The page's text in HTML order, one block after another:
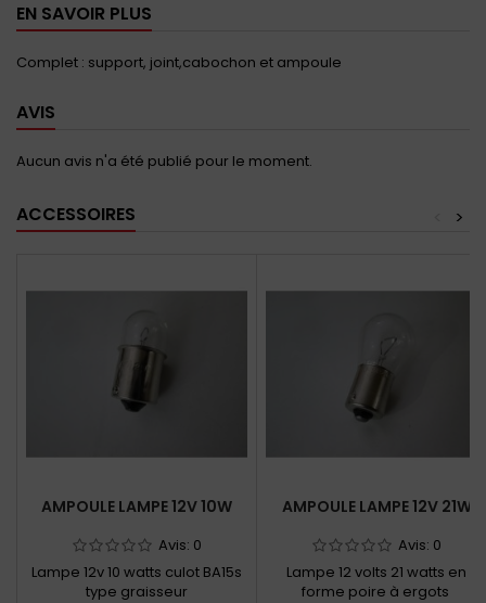
EN SAVOIR PLUS
Complet : support, joint,cabochon et ampoule
AVIS
Aucun avis n'a été publié pour le moment.
ACCESSOIRES >
AMPOULE LAMPE 12V 10W
Avis: 0
Lampe 12v 10 watts culot BA15s
type graisseur
AMPOULE LAMPE 12V 21W
Avis: 0
Lampe 12 volts 21 watts en
forme poire à ergots